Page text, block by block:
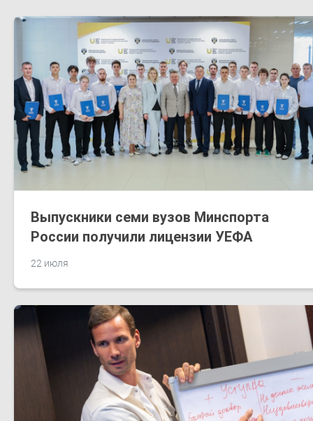
22 июля
Выпускники семи вузов Минспорта
России получили лицензии УЕФА